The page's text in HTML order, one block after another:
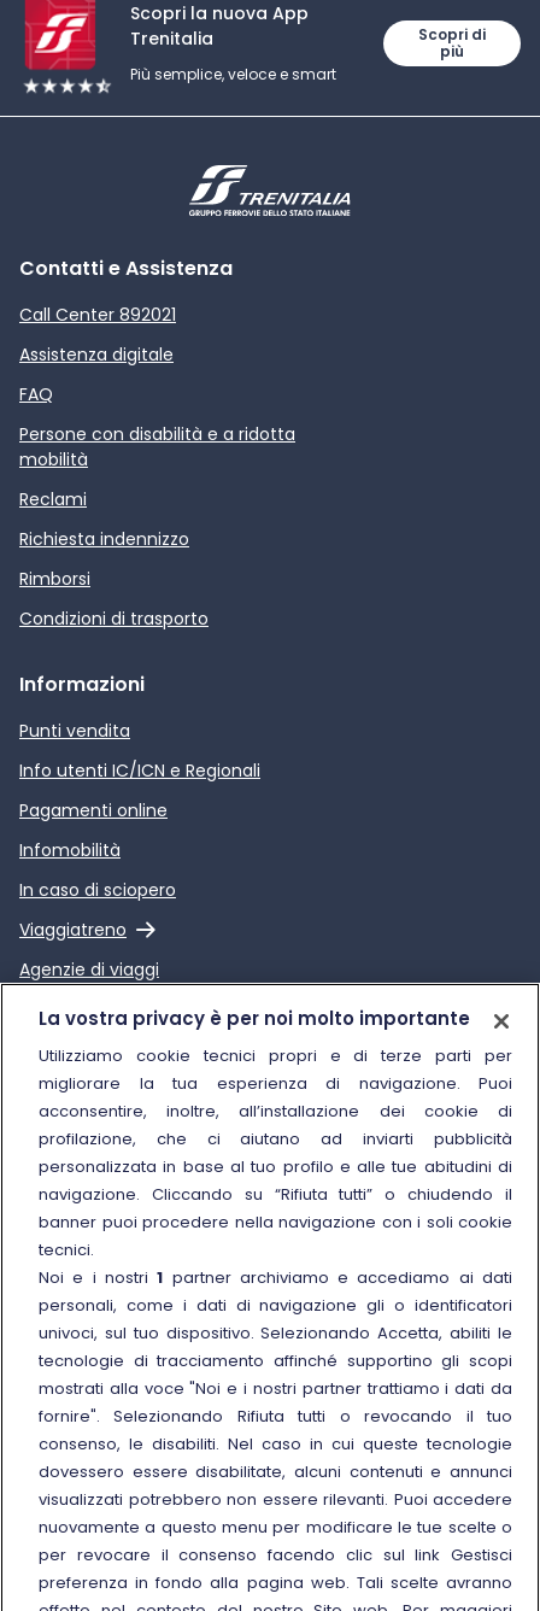
Scopri la nuova App
Trenitalia
Più semplice, veloce e smart
Scopri di
più
Contatti e Assistenza
Call Center 892021
Assistenza digitale
FAQ
Persone con disabilità e a ridotta
mobilità
Reclami
Richiesta indennizzo
Rimborsi
Condizioni di trasporto
Informazioni
Punti vendita
Info utenti IC/ICN e Regionali
Pagamenti online
Infomobilità
In caso di sciopero
Viaggiatreno
Link esterno
Agenzie di viaggi
Relazione sulla Qualità dei
servizi di Trenitalia
Link esterno
Trenitalia
Chi siamo
Sostenibilità
Trenitalia for Business
Carriere
Link esterno
La Freccia Mag
Link esterno
Noleggia un treno charter
Viaggi di gruppo
Seguici sui social
La vostra privacy è per noi molto importante
Utilizziamo cookie tecnici propri e di terze parti per
migliorare la tua esperienza di navigazione. Puoi
acconsentire, inoltre, all’installazione dei cookie di
profilazione, che ci aiutano ad inviarti pubblicità
personalizzata in base al tuo profilo e alle tue abitudini di
navigazione. Cliccando su “Rifiuta tutti” o chiudendo il
banner puoi procedere nella navigazione con i soli cookie
tecnici.
Noi e i nostri1 partner archiviamo e accediamo ai dati
personali, come i dati di navigazione gli o identificatori
univoci, sul tuo dispositivo. Selezionando Accetta, abiliti le
tecnologie di tracciamento affinché supportino gli scopi
mostrati alla voce "Noi e i nostri partner trattiamo i dati da
fornire". Selezionando Rifiuta tutti o revocando il tuo
consenso, le disabiliti. Nel caso in cui queste tecnologie
dovessero essere disabilitate, alcuni contenuti e annunci
visualizzati potrebbero non essere rilevanti. Puoi accedere
nuovamente a questo menu per modificare le tue scelte o
per revocare il consenso facendo clic sul link Gestisci
preferenza in fondo alla pagina web. Tali scelte avranno